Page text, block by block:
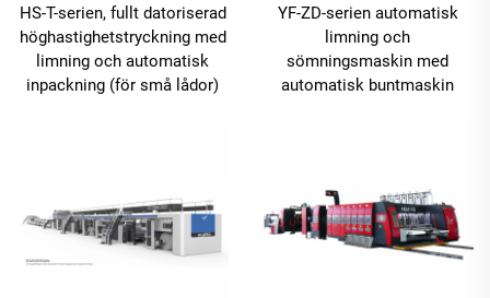
HS-T-serien, fullt datoriserad
höghastighetstryckning med
limning och automatisk
inpackning (för små lådor)
YF-ZD-serien automatisk
limning och
sömningsmaskin med
automatisk buntmaskin